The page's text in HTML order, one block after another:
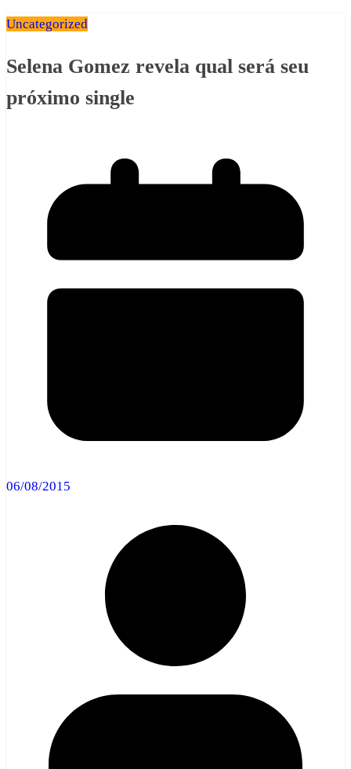
Uncategorized
Selena Gomez revela qual será seu
próximo single
06/08/2015